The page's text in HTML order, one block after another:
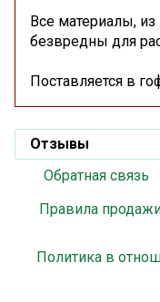
Все материалы,
безвредны для
Поставляется в
Отзывы
Обратная связь
Правила
Политика в